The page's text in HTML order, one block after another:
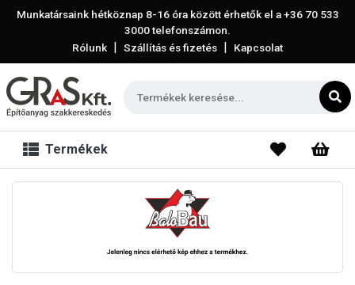
Munkatársaink hétköznap 8-16 óra között érhetők el a+36 70 533
3000telefonszámon.
Rólunk | Szállítás és fizetés | Kapcsolat
Termékek